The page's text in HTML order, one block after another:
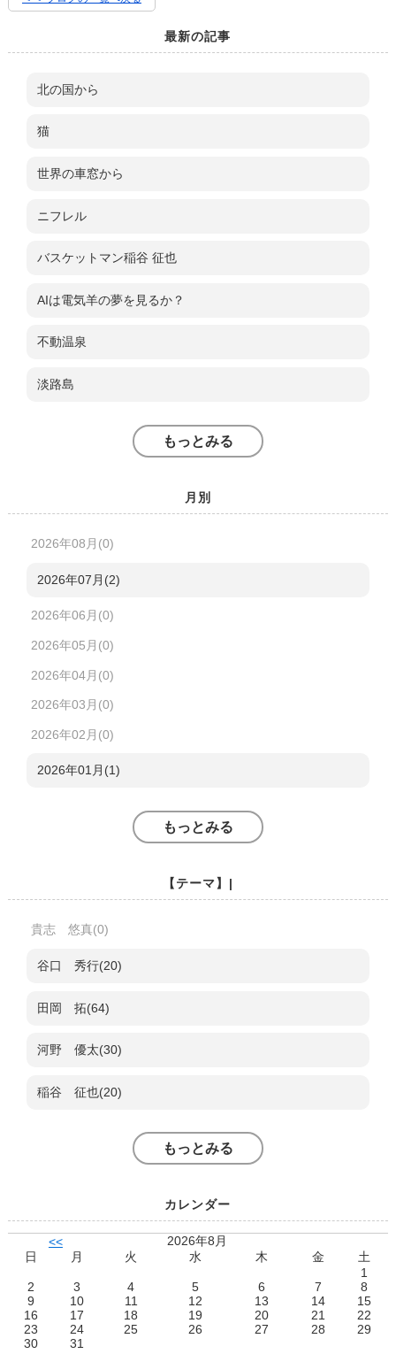
最新の記事
北の国から
猫
世界の車窓から
ニフレル
バスケットマン稲谷 征也
AIは電気羊の夢を見るか？
不動温泉
淡路島
もっとみる
月別
2026年08月(0)
2026年07月(2)
2026年06月(0)
2026年05月(0)
2026年04月(0)
2026年03月(0)
2026年02月(0)
2026年01月(1)
もっとみる
【テーマ】|
貴志 悠真(0)
谷口 秀行(20)
田岡 拓(64)
河野 優太(30)
稲谷 征也(20)
もっとみる
カレンダー
<<
2026年8月
日
月 火 水 木 金
土
1
2
3 4 5 6 7
8
9
10 11 12 13 14
15
16
17 18 19 20 21
22
23
24 25 26 27 28
29
30
31